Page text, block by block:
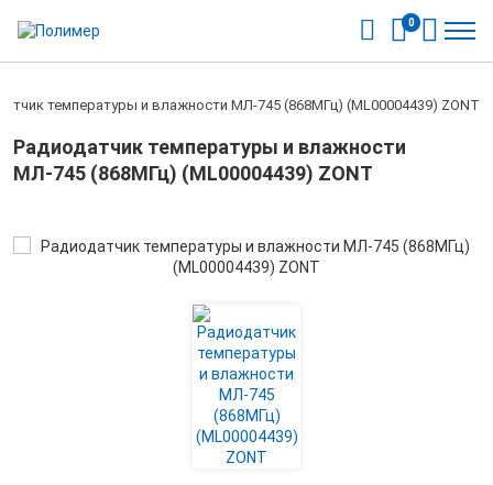
0
температуры и влажности МЛ-745 (868МГц) (ML00004439) ZONT
Радиодатчик температуры и влажности
МЛ-745 (868МГц) (ML00004439) ZONT